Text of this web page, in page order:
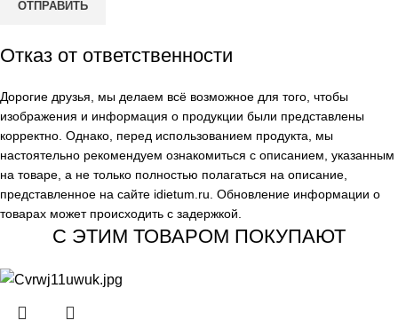
Отказ от ответственности
Дорогие друзья, мы делаем всё возможное для того, чтобы
изображения и информация о продукции были представлены
корректно. Однако, перед использованием продукта, мы
настоятельно рекомендуем ознакомиться с описанием, указанным
на товаре, а не только полностью полагаться на описание,
представленное на сайте idietum.ru . Обновление информации о
товарах может происходить с задержкой.
С ЭТИМ ТОВАРОМ ПОКУПАЮТ